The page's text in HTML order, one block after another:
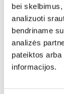
bei
analizuoti
bendriname
analizės
pateiktos
informacijos.
Reikia daugiau
Rodyti
Skambinti: